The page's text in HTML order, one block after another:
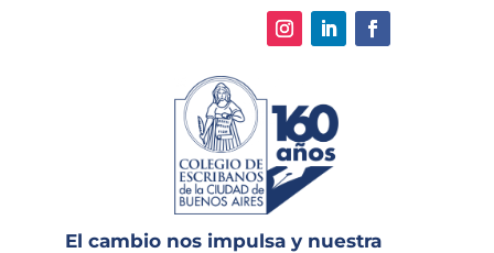
El cambio nos impulsa y nuestra